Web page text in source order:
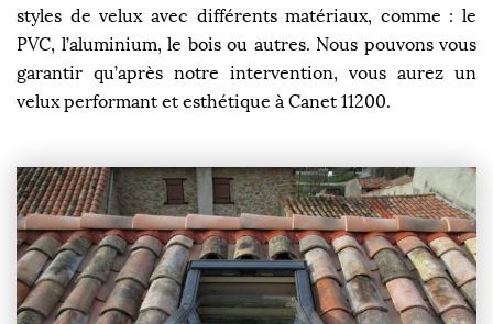
styles de velux avec différents matériaux, comme : le
PVC, l’aluminium, le bois ou autres. Nous pouvons vous
garantir qu’après notre intervention, vous aurez un
velux performant et esthétique à Canet 11200.